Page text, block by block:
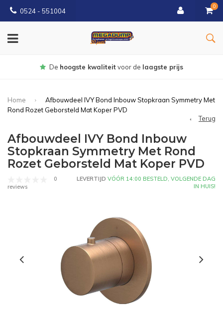
0524 - 551004
0
Gratisbezorgd vanaf €150
Home
Afbouwdeel IVY Bond Inbouw Stopkraan Symmetry Met
Rond Rozet Geborsteld Mat Koper PVD
Terug
Afbouwdeel IVY Bond Inbouw
Stopkraan Symmetry Met Rond
Rozet Geborsteld Mat Koper PVD
0
reviews
LEVERTIJD VÓÓR 14:00 BESTELD, VOLGENDE DAG
IN HUIS!